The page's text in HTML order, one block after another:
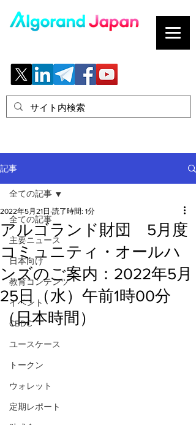
記事
全ての記事
主要ニュース
日本向け
教育コンテンツ
イベント
CBDC
ユースケース
トークン
ウォレット
定期レポート
全ての記事
アルゴランド財団 5月度
コミュニティ・オールハ
ンズのご案内：2022年5月
25日（水）午前1時00分
（日本時間）
2022年5月21日 読了時間: 1分